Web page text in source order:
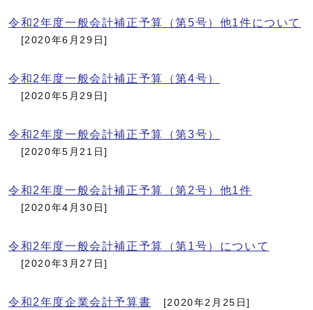
令和2年度一般会計補正予算（第5号）他1件について
[2020年6月29日]
令和2年度一般会計補正予算（第4号）
[2020年5月29日]
令和2年度一般会計補正予算（第3号）
[2020年5月21日]
令和2年度一般会計補正予算（第2号）他1件
[2020年4月30日]
令和2年度一般会計補正予算（第1号）について
[2020年3月27日]
令和2年度企業会計予算書 [2020年2月25日]